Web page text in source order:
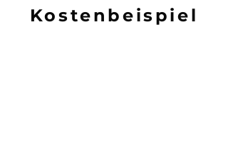
Kostenbeispiel